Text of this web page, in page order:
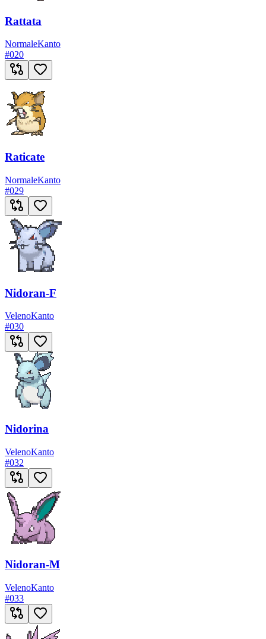
Rattata
NormaleKanto
#020
Raticate
NormaleKanto
#029
Nidoran-F
VelenoKanto
#030
Nidorina
VelenoKanto
#032
Nidoran-M
VelenoKanto
#033